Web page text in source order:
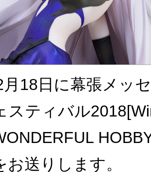
月18日に幕張メッ
スティバル
お送りします。